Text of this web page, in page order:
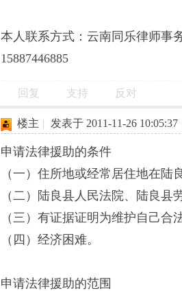
本人联系方式：云南同乐律师
15887446885
回复 支持 反对
楼主 | 发表于 2011-11-26 10:05:37
申请法律援助的条件
（一）住所地或经常居住地在陆
（二）陆良县人民法院、陆良
（三）有证据证明为维护自己合
（四）经济困难。
申请法律援助的范围